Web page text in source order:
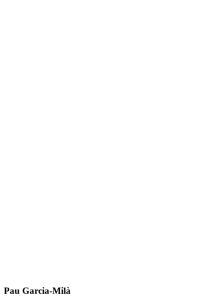
Pau Garcia-Milà